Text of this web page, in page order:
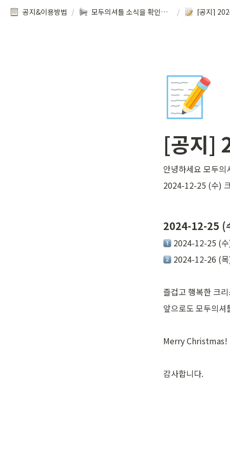
공지&이용방법 / 모두의셔틀 소식을 확인해보세요! / [공지]
📝
[공지]
안녕하세요 모두의
2024-12-25 (수)
2024-12-25 (
2024-12-25 (수
2024-12-26 (
즐겁고 행복한 크
앞으로도 모두의
Merry Christmas!
감사합니다.